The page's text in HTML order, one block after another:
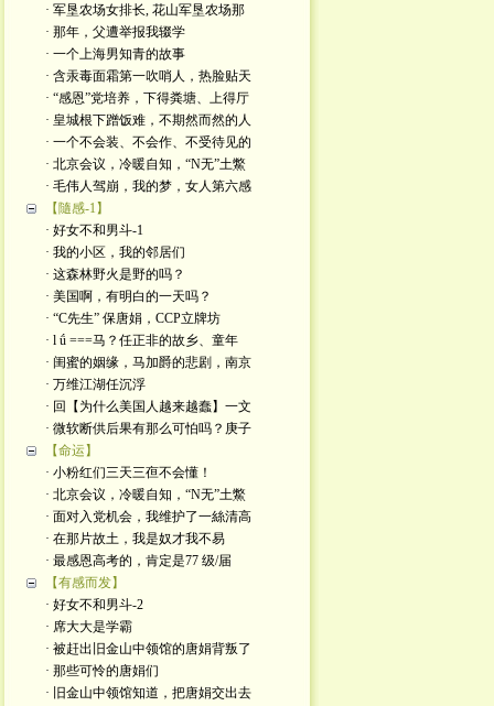
· 军垦农场女排长, 花山军垦农场那
· 那年，父遭举报我辍学
· 一个上海男知青的故事
· 含汞毒面霜第一吹哨人，热脸贴天
· “感恩”党培养，下得粪塘、上得厅
· 皇城根下蹭饭难，不期然而然的人
· 一个不会装、不会作、不受待见的
· 北京会议，冷暖自知，“N无”土鱉
· 毛伟人驾崩，我的梦，女人第六感
【隨感-1】
· 好女不和男斗-1
· 我的小区，我的邻居们
· 这森林野火是​野的吗？
· 美国啊，有明白的一天吗？
· “C先生” 保唐娟，CCP立牌坊
· l ǘ ===马？任正非的故乡、童年
· 闺蜜的姻缘，马加爵的悲剧，南京
· 万维江湖任沉浮
· 回【为什么美国人越来越蠢】一文
· 微软断供后果有那么可怕吗？庚子
【命运】
· 小粉红们三天三亱不会懂！
· 北京会议，冷暖自知，“N无”土鱉
· 面对入党机会，我维护了一絲清高
· 在那片故土，我是奴才我不易
· 最感恩高考的，肯定是77 级/届
【有感而发】
· 好女不和男斗-2
· 席大大是学霸
· 被赶出旧金山中领馆的唐娟背叛了
· 那些可怜的唐娟们
· 旧金山中领馆知道，把唐娟交出去